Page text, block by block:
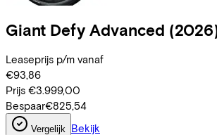
Giant Defy Advanced
Leaseprijs p/m vanaf
€93,86
Prijs €3.999,00
Bespaar€825,54
Vergelijk Bekijk